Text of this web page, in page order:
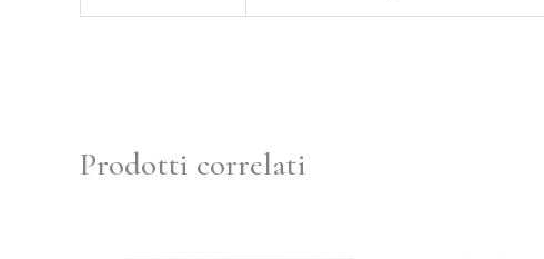
Prodotti correlati